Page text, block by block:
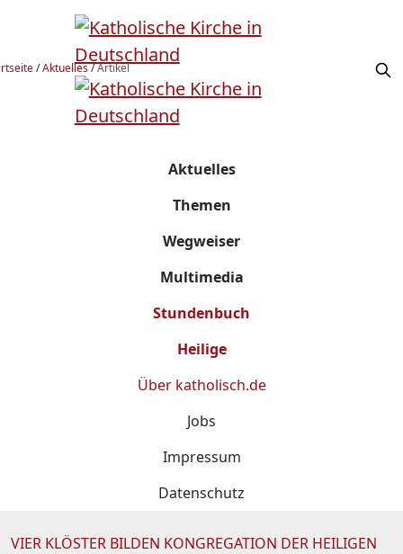
/Aktuelles/Artikel
Aktuelles
Themen
Wegweiser
Multimedia
Stundenbuch
Heilige
Über katholisch.de
Jobs
Impressum
Datenschutz
VIER KLÖSTER BILDEN KONGREGATION DER HEILIGEN